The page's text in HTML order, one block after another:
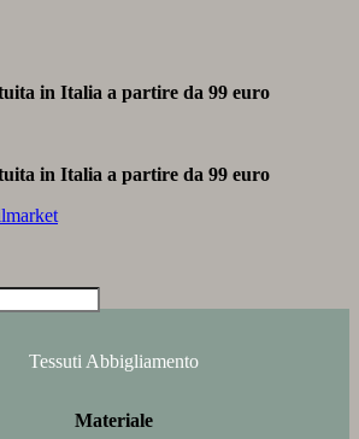
in Italia a partire da 99 euro
in Italia a partire da 99 euro
Tessuti Abbigliamento
Materiale